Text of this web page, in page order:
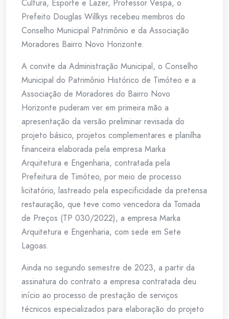
Cultura, Esporte e Lazer, Professor Vespa, o
Prefeito Douglas Willkys recebeu membros do
Conselho Municipal Patrimônio e da Associação
Moradores Bairro Novo Horizonte.
A convite da Administração Municipal, o Conselho
Municipal do Patrimônio Histórico de Timóteo e a
Associação de Moradores do Bairro Novo
Horizonte puderam ver em primeira mão a
apresentação da versão preliminar revisada do
projeto básico, projetos complementares e planilha
financeira elaborada pela empresa Marka
Arquitetura e Engenharia, contratada pela
Prefeitura de Timóteo, por meio de processo
licitatório, lastreado pela especificidade da pretensa
restauração, que teve como vencedora da Tomada
de Preços (TP 030/2022), a empresa Marka
Arquitetura e Engenharia, com sede em Sete
Lagoas.
Ainda no segundo semestre de 2023, a partir da
assinatura do contrato a empresa contratada deu
início ao processo de prestação de serviços
técnicos especializados para elaboração do projeto